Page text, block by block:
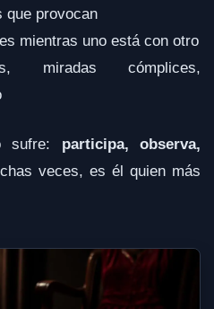
que provocan
mientras uno está con otro
miradas cómplices,
sufre: participa, observa,
veces, es él quien más